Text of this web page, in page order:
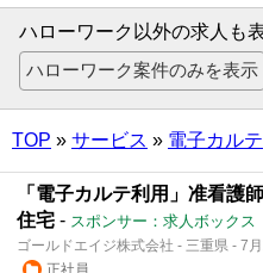
ハローワーク以外の求人も
TOP » サービス » 電子カルテ
「電子カルテ利用」准看護
住宅 - スポンサー：求人ボックス
ゴールドエイジ株式会社 - 三重県 - 7
正社員